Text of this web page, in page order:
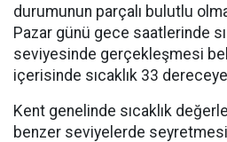
durumunun parçalı bulutlu
Pazar günü gece saatlerinde
seviyesinde gerçekleşmesi
içerisinde sıcaklık 33
Kent genelinde sıcaklık
benzer seviyelerde